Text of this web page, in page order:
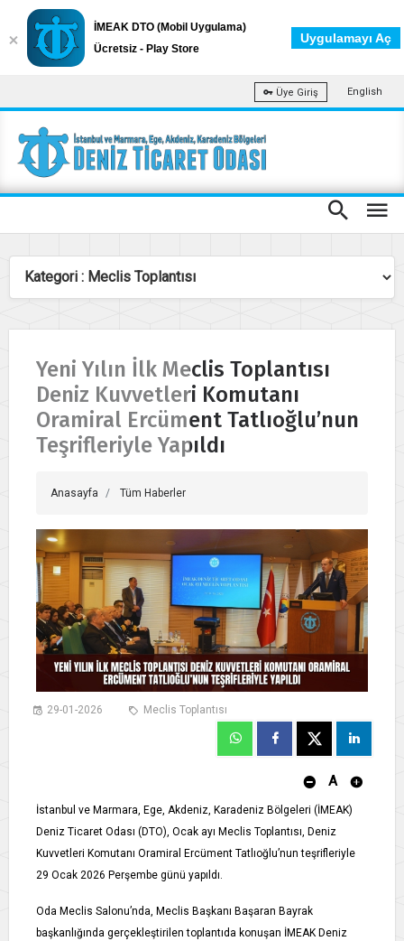
Üye Giriş English
Yeni Yılın İlk Meclis Toplantısı
Deniz Kuvvetleri Komutanı
Oramiral Ercüment Tatlıoğlu’nun
Teşrifleriyle Yapıldı
Anasayfa Tüm Haberler
29-01-2026 Meclis Toplantısı
A
İstanbul ve Marmara, Ege, Akdeniz, Karadeniz Bölgeleri (İMEAK)
Deniz Ticaret Odası (DTO), Ocak ayı Meclis Toplantısı, Deniz
Kuvvetleri Komutanı Oramiral Ercüment Tatlıoğlu’nun teşrifleriyle
29 Ocak 2026 Perşembe günü yapıldı.
Oda Meclis Salonu’nda, Meclis Başkanı Başaran Bayrak
başkanlığında gerçekleştirilen toplantıda konuşan İMEAK Deniz
İMEAK DTO (Mobil Uygulama)
Ücretsiz - Play Store
Uygulamayı Aç